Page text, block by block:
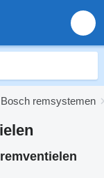
Bosch remsystemen